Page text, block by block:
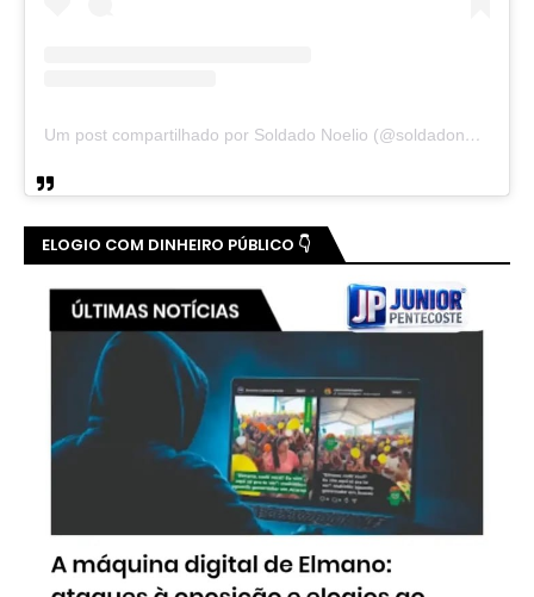
Um post compartilhado por Soldado Noelio (@soldadonoelio)
ELOGIO COM DINHEIRO PÚBLICO 👇